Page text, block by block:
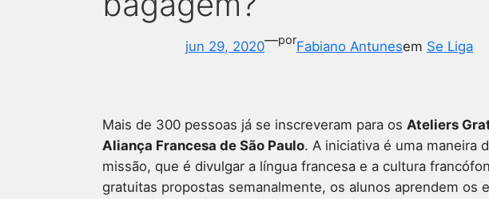
jun 29, 2020—porFabiano Antunesem Se Liga
Mais de 300 pessoas já se inscreveram para os Ateliers
Aliança Francesa de São Paulo. A iniciativa é uma maneira
missão, que é divulgar a língua francesa e a cultura
gratuitas propostas semanalmente, os alunos aprendem os